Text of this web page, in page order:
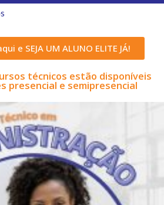
e SEJA UM ALUNO ELITE JÁ!
técnicos estão disponíveis
presencial e semipresencial